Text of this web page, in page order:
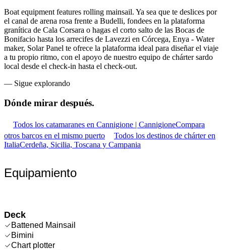
Boat equipment features rolling mainsail. Ya sea que te deslices por
el canal de arena rosa frente a Budelli, fondees en la plataforma
granítica de Cala Corsara o hagas el corto salto de las Bocas de
Bonifacio hasta los arrecifes de Lavezzi en Córcega, Enya - Water
maker, Solar Panel te ofrece la plataforma ideal para diseñar el viaje
a tu propio ritmo, con el apoyo de nuestro equipo de chárter sardo
local desde el check-in hasta el check-out.
— Sigue explorando
Dónde mirar después.
Todos los catamaranes en Cannigione | CannigioneCompara
otros barcos en el mismo puerto
Todos los destinos de chárter en
ItaliaCerdeña, Sicilia, Toscana y Campania
Equipamiento
Deck
Battened Mainsail
Bimini
Chart plotter